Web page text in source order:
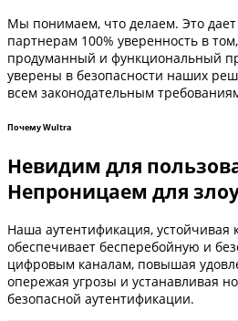
Мы понимаем, что делаем. Это
партнерам 100% уверенность в
продуманный и функциональный
уверены в безопасности наших
всем законодательным
Почему Wultra
Невидим для
Непроницаем для
Наша аутентификация, устойчивая
обеспечивает бесперебойную и
цифровым каналам, повышая
опережая угрозы и устанавливая
безопасной аутентификации.